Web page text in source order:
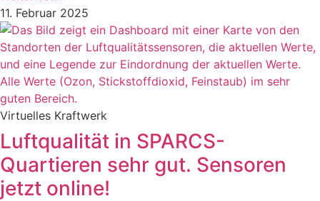
11. Februar 2025
Virtuelles Kraftwerk
Luftqualität in SPARCS-
Quartieren sehr gut. Sensoren
jetzt online!